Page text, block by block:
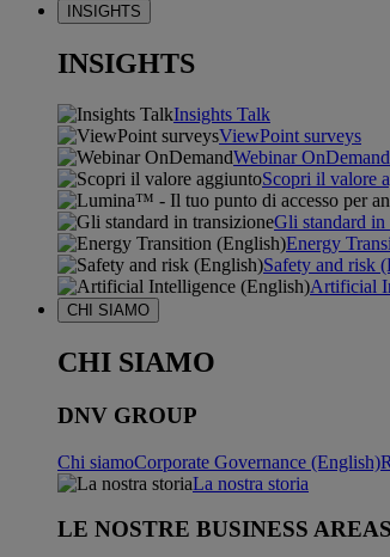
INSIGHTS
INSIGHTS
Insights Talk
ViewPoint surveys
Webinar OnDemand
Scopri il valore
Gli standard in
Energy
Safety and risk
Artificial
CHI SIAMO
CHI SIAMO
DNV GROUP
Chi siamoCorporate Governance (English)
La nostra storia
LE NOSTRE BUSINESS AREAS